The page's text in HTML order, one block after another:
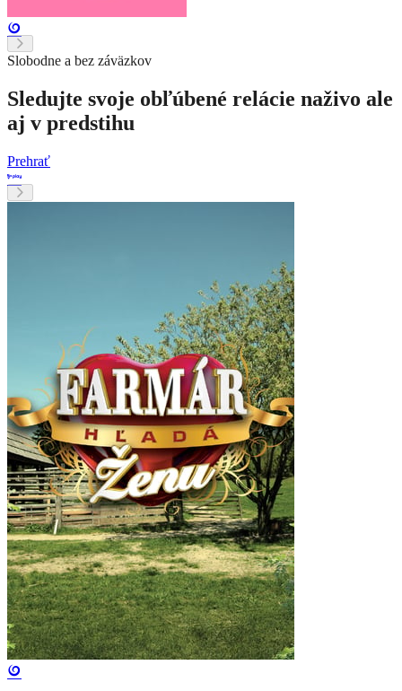
Slobodne a bez záväzkov
Sledujte svoje obľúbené relácie naživo ale
aj v predstihu
Prehrať